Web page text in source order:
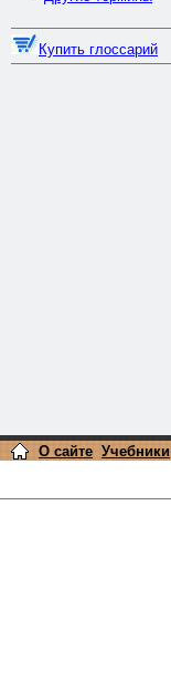
Купить глоссарий
О сайте Учебники